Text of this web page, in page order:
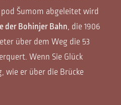
Šumom abgeleitet wird
der Bohinjer Bahn, die 1906
über dem Weg die 53
Wenn Sie Glück
wie er über die Brücke